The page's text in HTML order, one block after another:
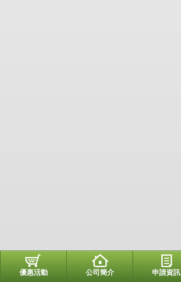
優惠活動 公司簡介 申請資訊